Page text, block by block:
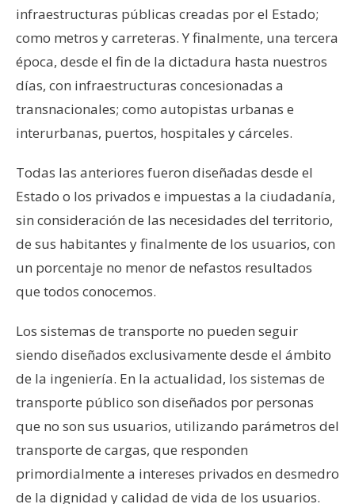
infraestructuras públicas creadas por el Estado;
como metros y carreteras. Y finalmente, una tercera
época, desde el fin de la dictadura hasta nuestros
días, con infraestructuras concesionadas a
transnacionales; como autopistas urbanas e
interurbanas, puertos, hospitales y cárceles.
Todas las anteriores fueron diseñadas desde el
Estado o los privados e impuestas a la ciudadanía,
sin consideración de las necesidades del territorio,
de sus habitantes y finalmente de los usuarios, con
un porcentaje no menor de nefastos resultados
que todos conocemos.
Los sistemas de transporte no pueden seguir
siendo diseñados exclusivamente desde el ámbito
de la ingeniería. En la actualidad, los sistemas de
transporte público son diseñados por personas
que no son sus usuarios, utilizando parámetros del
transporte de cargas, que responden
primordialmente a intereses privados en desmedro
de la dignidad y calidad de vida de los usuarios.